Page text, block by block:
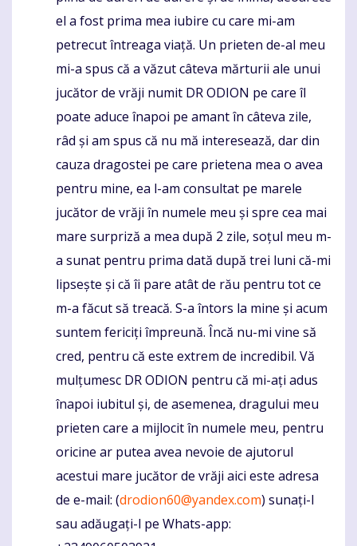
el a fost prima mea iubire cu care mi-am
petrecut întreaga viață. Un prieten de-al meu
mi-a spus că a văzut câteva mărturii ale unui
jucător de vrăji numit DR ODION pe care îl
poate aduce înapoi pe amant în câteva zile,
râd și am spus că nu mă interesează, dar din
cauza dragostei pe care prietena mea o avea
pentru mine, ea l-am consultat pe marele
jucător de vrăji în numele meu și spre cea mai
mare surpriză a mea după 2 zile, soțul meu m-
a sunat pentru prima dată după trei luni că-mi
lipsește și că îi pare atât de rău pentru tot ce
m-a făcut să treacă. S-a întors la mine și acum
suntem fericiți împreună. Încă nu-mi vine să
cred, pentru că este extrem de incredibil. Vă
mulțumesc DR ODION pentru că mi-ați adus
înapoi iubitul și, de asemenea, dragului meu
prieten care a mijlocit în numele meu, pentru
oricine ar putea avea nevoie de ajutorul
acestui mare jucător de vrăji aici este adresa
de e-mail: (drodion60@yandex.com) sunați-l
sau adăugați-l pe Whats-app: